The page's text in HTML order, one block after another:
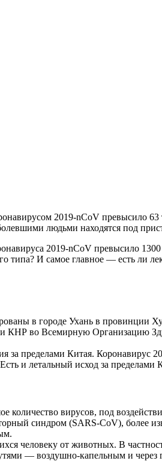
2019-nCoV превысило
людьми находятся под
2019-nCoV превысило
типа? И самое главное — есть ли
в городе Ухань в провинции
КНР во Всемирную Организацию
за пределами Китая.
и летальный исход за пределами
количество вирусов, под
синдром (SARS-CoV), более
человеку от животных. В
— воздушно-капельным и